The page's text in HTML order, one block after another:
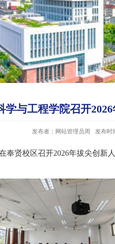
学与工程学院召开
发布者：网站管理员周 发布时
奉贤校区召开2026年拔尖创